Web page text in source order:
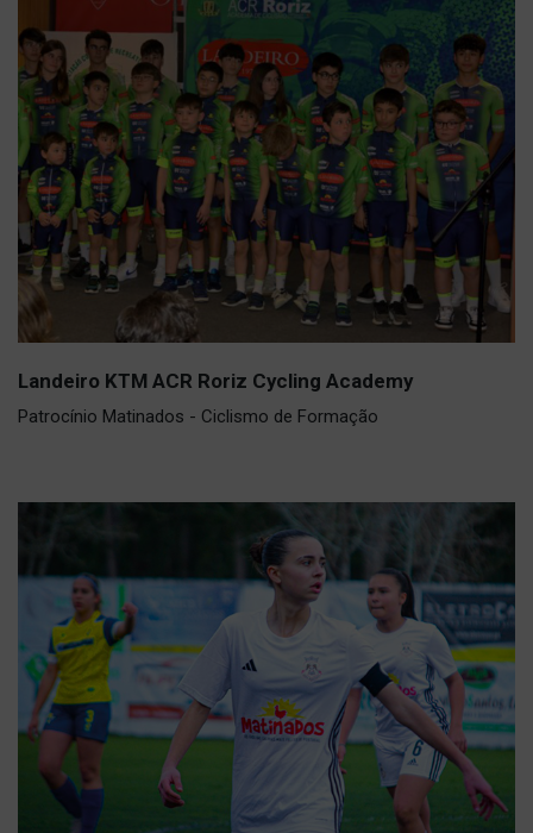
Landeiro KTM ACR Roriz Cycling Academy
Patrocínio Matinados - Ciclismo de Formação